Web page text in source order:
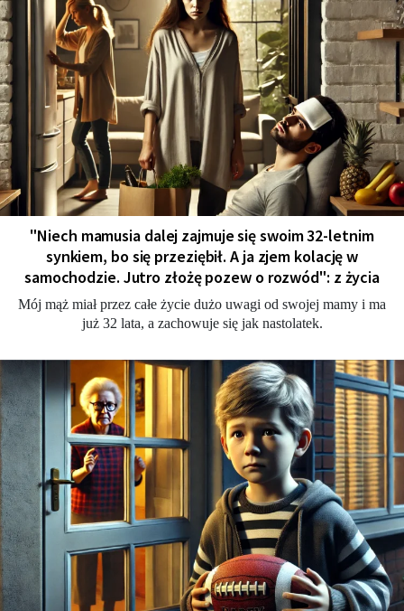
"Niech mamusia dalej zajmuje się swoim 32-letnim
synkiem, bo się przeziębił. A ja zjem kolację w
samochodzie. Jutro złożę pozew o rozwód": z życia
Mój mąż miał przez całe życie dużo uwagi od swojej mamy i ma
już 32 lata, a zachowuje się jak nastolatek.